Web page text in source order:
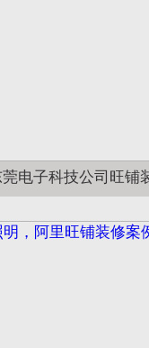
莞电子科技公司旺铺